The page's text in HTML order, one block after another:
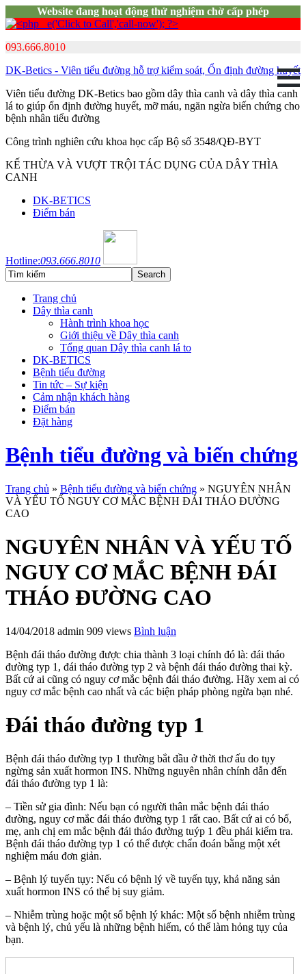
Website đang hoạt động thử nghiệm chờ cấp phép
093.666.8010
DK-Betics - Viên tiểu đường hỗ trợ kiểm soát, Ổn định đường huyết
Viên tiểu đường DK-Betics bao gồm dây thìa canh và dây thìa canh
lá to giúp ổn định đường huyết, mỡ máu, ngăn ngừa biến chứng cho
bệnh nhân tiểu đường
Công trình nghiên cứu khoa học cấp Bộ số 3548/QĐ-BYT
KẾ THỪA VÀ VƯỢT TRỘI TÁC DỤNG CỦA DÂY THÌA
CANH
DK-BETICS
Điểm bán
Hotline:093.666.8010
Trang chủ
Dây thìa canh
Hành trình khoa học
Giới thiệu về Dây thìa canh
Tổng quan Dây thìa canh lá to
DK-BETICS
Bệnh tiểu đường
Tin tức – Sự kiện
Cảm nhận khách hàng
Điểm bán
Đặt hàng
Bệnh tiểu đường và biến chứng
Trang chủ » Bệnh tiểu đường và biến chứng » NGUYÊN NHÂN
VÀ YẾU TỐ NGUY CƠ MẮC BỆNH ĐÁI THÁO ĐƯỜNG
CAO
NGUYÊN NHÂN VÀ YẾU TỐ
NGUY CƠ MẮC BỆNH ĐÁI
THÁO ĐƯỜNG CAO
14/04/2018 admin 909 views Bình luận
Bệnh đái tháo đường được chia thành 3 loại chính đó là: đái tháo
đường typ 1, đái tháo đường typ 2 và bệnh đái tháo đường thai kỳ.
Bất cứ ai cũng có nguy cơ mắc bệnh đái tháo đường. Hãy xem ai có
nguy cơ mắc bệnh cao nhất và các biện pháp phòng ngừa bạn nhé.
Đái tháo đường typ 1
Bệnh đái tháo đường typ 1 thường bắt đầu ở thời thơ ấu do tụy
ngừng sản xuất hormon INS. Những nguyên nhân chính dẫn đến
đái tháo đường typ 1 là:
– Tiền sử gia đình: Nếu bạn có người thân mắc bệnh đái tháo
đường, nguy cơ mắc đái tháo đường typ 1 rất cao. Bất cứ ai có bố,
mẹ, anh chị em mắc bệnh đái tháo đường tuýp 1 đều phải kiểm tra.
Bệnh đái tháo đường typ 1 có thể được chẩn đoán bằng một xét
nghiệm máu đơn giản.
– Bệnh lý tuyến tụy: Nếu có bệnh lý về tuyến tụy, khả năng sản
xuất hormon INS có thể bị suy giảm.
– Nhiễm trùng hoặc một số bệnh lý khác: Một số bệnh nhiễm trùng
và bệnh lý, chủ yếu là những bệnh hiếm, có thể làm hỏng tụy của
bạn.